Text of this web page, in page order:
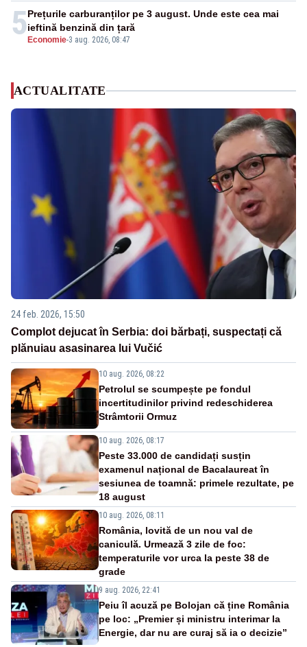
5 Economie-3 aug. 2026, 08:47
Prețurile carburanților pe 3 august. Unde este cea mai
ieftină benzină din țară
ACTUALITATE
24 feb. 2026, 15:50
Complot dejucat în Serbia: doi bărbați, suspectați că
plănuiau asasinarea lui Vučić
10 aug. 2026, 08:22
Petrolul se scumpește pe fondul
incertitudinilor privind redeschiderea
Strâmtorii Ormuz
10 aug. 2026, 08:17
Peste 33.000 de candidați susțin
examenul național de Bacalaureat în
sesiunea de toamnă: primele rezultate, pe
18 august
10 aug. 2026, 08:11
România, lovită de un nou val de
caniculă. Urmează 3 zile de foc:
temperaturile vor urca la peste 38 de
grade
9 aug. 2026, 22:41
Peiu îl acuză pe Bolojan că ține România
pe loc: „Premier și ministru interimar la
Energie, dar nu are curaj să ia o decizie”